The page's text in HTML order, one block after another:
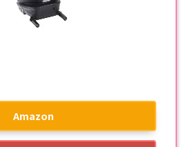
Amazon